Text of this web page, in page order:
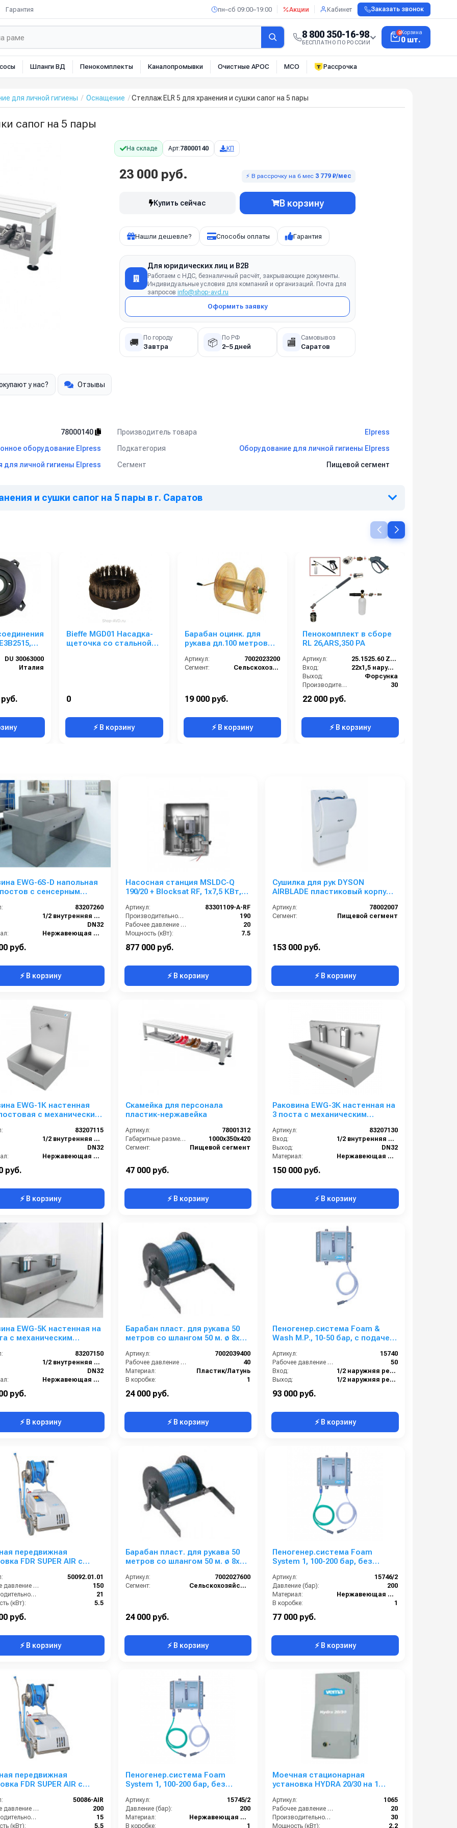
Гарантия пн–сб 09:00–19:00 Акции Кабинет Заказать звонок
8 800 350-16-98
БЕСПЛАТНО ПО РОССИИ
0Корзина
0 шт.
Шланги ВД Пенокомплекты Каналопромывки Очистные АРОС МСО Рассрочка
для личной гигиены Оснащение Стеллаж ELR 5 для хранения и сушки сапог на 5 пары
сапог на 5 пары
На складе Арт:78000140 КП
23 000 руб. ⚡ В рассрочку на 6 мес 3 779 ₽/мес
Купить сейчас В корзину
Нашли дешевле? Способы оплаты Гарантия
Для юридических лиц и B2B
Работаем с НДС, безналичный расчёт, закрывающие документы.
Индивидуальные условия для компаний и организаций. Почта для
запросов info@shop-avd.ru
Оформить заявку
🚚 По городу
Завтра 📦 По РФ
2–5 дней 🏬 Самовывоз
Саратов
у нас? Отзывы
78000140 Производитель товара
Elpress
оборудование Elpress Подкатегория
Оборудование для личной гигиены Elpress
для личной гигиены Elpress Сегмент Пищевой сегмент
и сушки сапог на 5 пары в г. Саратов
DU 30063000
Италия
Bieffe MGD01 Насадка-
щеточка cо стальной
0
⚡ В корзину
Барабан оцинк. для
рукава дл.100 метров
тележки CRRC 120 ECO
Артикул:
7002023200
Сегмент:
Сельскохозяйственный сегмент
19 000 руб.
⚡ В корзину
Пенокомплект в сборе
RL 26,ARS,350 РА
Артикул:
25.1525.60 ZINC LANCE BC
Вход:
22х1,5 наружняя резьба
Выход:
Форсунка
Производительность (л/мин):
30
Размер форсунки:
Сегмент:
22 000 руб.
⚡ В корзину
EWG-6S-D напольная
с сенсерным
83207260
1/2 внутренняя резьба
DN32
Нержавеющая сталь
руб.
⚡ В корзину
Насосная станция MSLDC-Q
190/20 + Blocksat RF, 1x7,5 КВт,
Артикул:
83301109-A-RF
Производительность (л/мин):
190
Рабочее давление (бар):
20
Мощность (кВт):
7.5
877 000 руб.
⚡ В корзину
Сушилка для рук DYSON
AIRBLADE пластиковый корпус
Артикул:
78002007
Сегмент:
Пищевой сегмент
153 000 руб.
⚡ В корзину
EWG-1К настенная
с механическим
83207115
1/2 внутренняя резьба
DN32
Нержавеющая сталь
руб.
⚡ В корзину
Скамейка для персонала
пластик-нержавейка
Артикул:
78001312
Габаритные размеры, мм:
1000х350х420
Сегмент:
Пищевой сегмент
47 000 руб.
⚡ В корзину
Раковина EWG-3К настенная на
3 поста с механическим
общая чаща
Артикул:
83207130
Вход:
1/2 внутренняя резьба
Выход:
DN32
Материал:
Нержавеющая сталь
150 000 руб.
⚡ В корзину
EWG-5К настенная на
с механическим
чаща
83207150
1/2 внутренняя резьба
DN32
Нержавеющая сталь
руб.
⚡ В корзину
Барабан пласт. для рукава 50
метров со шлангом 50 м. ø 8x14
Артикул:
7002039400
Рабочее давление (бар):
40
Материал:
Пластик/Латунь
В коробке:
1
24 000 руб.
⚡ В корзину
Пеногенер.система Foam &
Wash М.Р., 10-50 бар, с подачей
Артикул:
15740
Рабочее давление (бар):
50
Вход:
1/2 наружняя резьба
Выход:
1/2 наружняя резьба
93 000 руб.
⚡ В корзину
передвижная
FDR SUPER AIR с
50092.01.01
Рабочее давление (бар):
150
Производительность (л/мин):
21
(кВт):
5.5
руб.
⚡ В корзину
Барабан пласт. для рукава 50
метров со шлангом 50 м. ø 8x14
Артикул:
7002027600
Сегмент:
Сельскохозяйственный сегмент
24 000 руб.
⚡ В корзину
Пеногенер.система Foam
System 1, 100-200 бар, без
БРС
Артикул:
15746/2
Давление (бар):
200
Материал:
Нержавеющая сталь
В коробке:
1
77 000 руб.
⚡ В корзину
передвижная
FDR SUPER AIR с
50086-AIR
Рабочее давление (бар):
200
Производительность (л/мин):
15
(кВт):
5.5
Пеногенер.система Foam
System 1, 100-200 бар, без
ш. 3/8ш.
Артикул:
15745/2
Давление (бар):
200
Материал:
Нержавеющая сталь
В коробке:
1
Моечная стационарная
установка HYDRA 20/30 на 1
Артикул:
1065
Рабочее давление (бар):
20
Производительность (л/мин):
30
Мощность (кВт):
2.2